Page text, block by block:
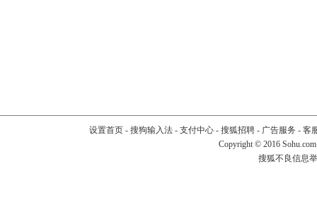
设置首页- 搜狗输入法- 支付中心- 搜狐招聘- 广告服务 - 客
Copyright © 2016
搜狐不良信息